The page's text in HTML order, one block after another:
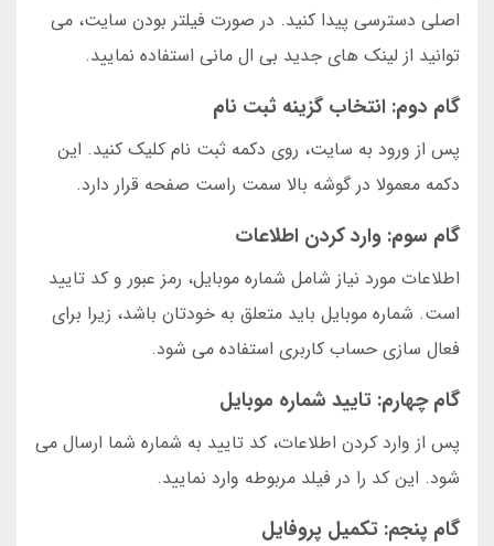
اصلی دسترسی پیدا کنید. در صورت فیلتر بودن سایت، می
توانید از لینک های جدید بی ال مانی استفاده نمایید.
گام دوم: انتخاب گزینه ثبت نام
پس از ورود به سایت، روی دکمه ثبت نام کلیک کنید. این
دکمه معمولا در گوشه بالا سمت راست صفحه قرار دارد.
گام سوم: وارد کردن اطلاعات
اطلاعات مورد نیاز شامل شماره موبایل، رمز عبور و کد تایید
است. شماره موبایل باید متعلق به خودتان باشد، زیرا برای
فعال سازی حساب کاربری استفاده می شود.
گام چهارم: تایید شماره موبایل
پس از وارد کردن اطلاعات، کد تایید به شماره شما ارسال می
شود. این کد را در فیلد مربوطه وارد نمایید.
گام پنجم: تکمیل پروفایل